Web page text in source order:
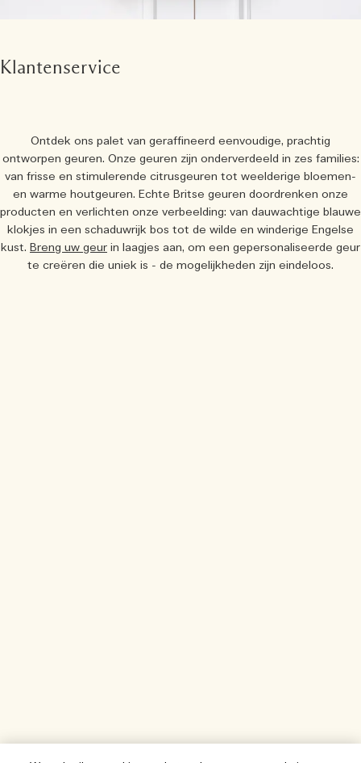
Klantenservice
Ontdek ons palet van geraffineerd eenvoudige, prachtig
ontworpen geuren. Onze geuren zijn onderverdeeld in zes families:
van frisse en stimulerende citrusgeuren tot weelderige bloemen-
en warme houtgeuren. Echte Britse geuren doordrenken onze
producten en verlichten onze verbeelding: van dauwachtige blauwe
klokjes in een schaduwrijk bos tot de wilde en winderige Engelse
kust. Breng uw geur in laagjes aan, om een gepersonaliseerde geur
te creëren die uniek is - de mogelijkheden zijn eindeloos.